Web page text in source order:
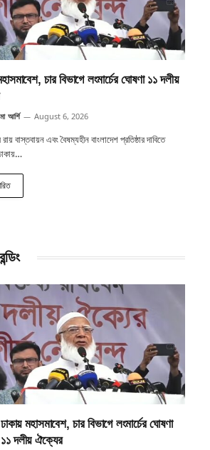
চার বিভাগে লংমার্চের ঘোষণা ১১ দলীয়
আর্শি August 6, 2026
বাস্তবায়ন এবং বৈষম্যহীন বাংলাদেশ প্রতিষ্ঠার দাবিতে
ঢাকায় মহাসমাবেশ, চার বিভাগে লংমার্চের ঘোষণা
১১ দলীয় ঐক্যের